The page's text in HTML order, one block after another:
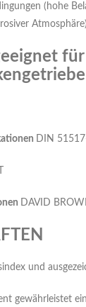
(hohe
DIN
DAVID
und
gewährleistet